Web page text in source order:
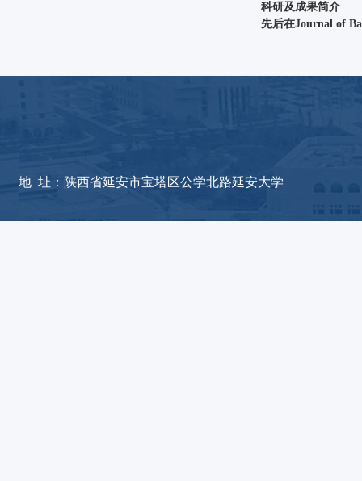
科研及成果简介
先后在Journal of
地 址：陕西省延安市宝塔区公学北路延安大学